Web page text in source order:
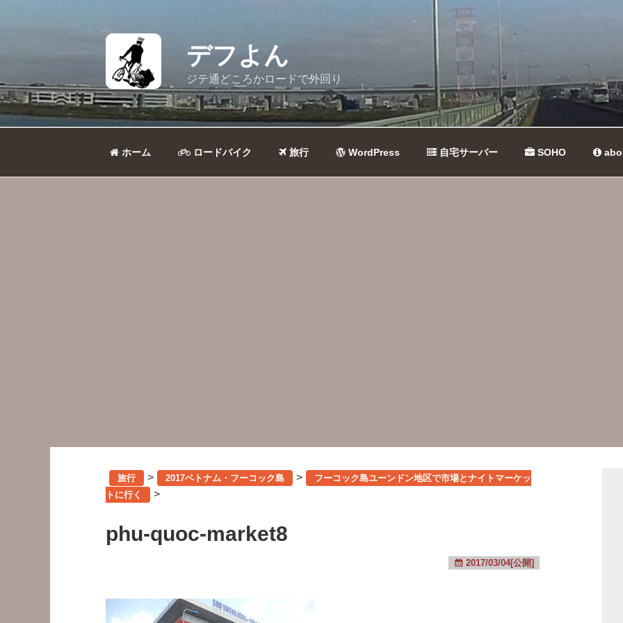
へ
ス
キ
デフよん
ジテ通どころかロードで外回り
ホーム ロードバイク 旅行 WordPress 自宅サーバー SOHO
旅行 > 2017ベトナム・フーコック島 >
フーコック島ユーンドン地区で市場とナイトマーケッ
トに行く
>
phu-quoc-market8
2017/03/04[公開]